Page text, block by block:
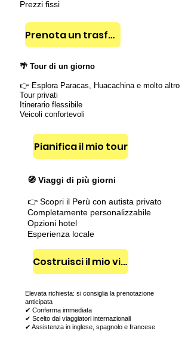
Prezzi fissi
Prenota un trasferimento
🌴 Tour di un giorno
👉 Esplora Paracas, Huacachina e molto altro
Tour privati
Itinerario flessibile
Veicoli confortevoli
Pianifica il mio tour
🧭 Viaggi di più giorni
👉 Scopri il Perù con autista privato
Completamente personalizzabile
Opzioni hotel
Esperienza locale
Costruisci il mio viaggio
Elevata richiesta: si consiglia la prenotazione
anticipata
✔ Conferma immediata
✔ Scelto dai viaggiatori internazionali
✔ Assistenza in inglese, spagnolo e francese